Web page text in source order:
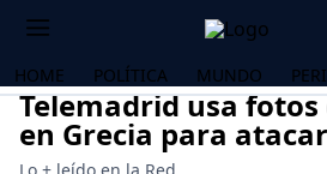
HOME POLÍTICA MUNDO
Telemadrid usa
en Grecia para